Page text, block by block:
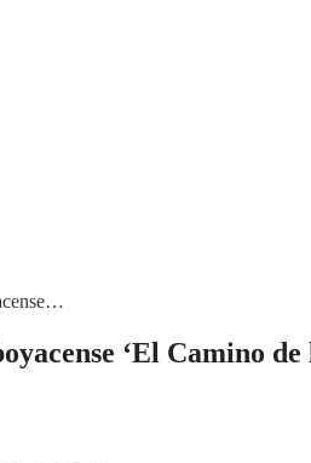
‘El Camino